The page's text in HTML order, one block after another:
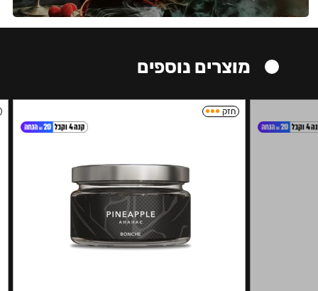
מוצרים נוספים
חזק